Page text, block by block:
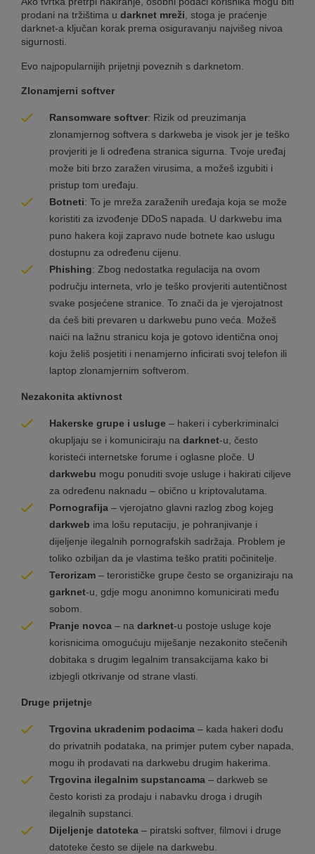
prodani na tržištima u darknet mreži , stoga je praćenje
darknet-a ključan korak prema osiguravanju najvišeg nivoa
sigurnosti.
Evo najpopularnijih prijetnji poveznih s darknetom.
Zlonamjerni softver
Ransomware softver: Rizik od preuzimanja
zlonamjernog softvera s darkweba je visok jer je teško
provjeriti je li određena stranica sigurna. Tvoje uređaj
može biti brzo zaražen virusima, a možeš izgubiti i
pristup tom uređaju.
Botneti: To je mreža zaraženih uređaja koja se može
koristiti za izvođenje DDoS napada. U darkwebu ima
puno hakera koji zapravo nude botnete kao uslugu
dostupnu za određenu cijenu.
Phishing: Zbog nedostatka regulacija na ovom
području interneta, vrlo je teško provjeriti autentičnost
svake posjećene stranice. To znači da je vjerojatnost
da ćeš biti prevaren u darkwebu puno veća. Možeš
naići na lažnu stranicu koja je gotovo identična onoj
koju želiš posjetiti i nenamjerno inficirati svoj telefon ili
laptop zlonamjernim softverom.
Nezakonita aktivnost
Hakerske grupe i usluge – hakeri i cyberkriminalci
okupljaju se i komuniciraju na darknet-u, često
koristeći internetske forume i oglasne ploče. U
darkwebu mogu ponuditi svoje usluge i hakirati ciljeve
za određenu naknadu – obično u kriptovalutama.
Pornografija – vjerojatno glavni razlog zbog kojeg
darkweb ima lošu reputaciju, je pohranjivanje i
dijeljenje ilegalnih pornografskih sadržaja. Problem je
toliko ozbiljan da je vlastima teško pratiti počinitelje.
Terorizam – terorističke grupe često se organiziraju na
garknet-u, gdje mogu anonimno komunicirati među
sobom.
Pranje novca – na darknet-u postoje usluge koje
korisnicima omogućuju miješanje nezakonito stečenih
dobitaka s drugim legalnim transakcijama kako bi
izbjegli otkrivanje od strane vlasti.
Druge prijetnje
Trgovina ukradenim podacima – kada hakeri dođu
do privatnih podataka, na primjer putem cyber napada,
mogu ih prodavati na darkwebu drugim hakerima.
Trgovina ilegalnim supstancama – darkweb se
često koristi za prodaju i nabavku droga i drugih
ilegalnih supstanci.
Dijeljenje datoteka – piratski softver, filmovi i druge
datoteke često se dijele na darkwebu.